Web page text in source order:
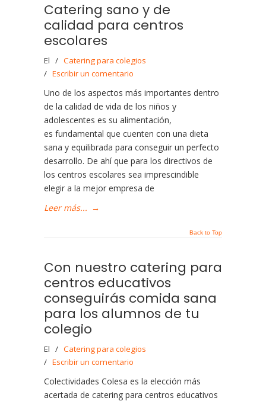
Catering sano y de
calidad para centros
escolares
El / Catering para colegios
/ Escribir un comentario
Uno de los aspectos más importantes dentro
de la calidad de vida de los niños y
adolescentes es su alimentación,
es fundamental que cuenten con una dieta
sana y equilibrada para conseguir un perfecto
desarrollo. De ahí que para los directivos de
los centros escolares sea imprescindible
elegir a la mejor empresa de
Leer más... →
Back to Top
Con nuestro catering para
centros educativos
conseguirás comida sana
para los alumnos de tu
colegio
El / Catering para colegios
/ Escribir un comentario
Colectividades Colesa es la elección más
acertada de catering para centros educativos